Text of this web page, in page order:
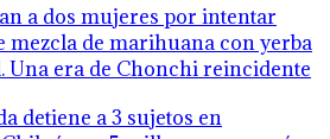
a dos mujeres por intentar
mezcla de marihuana con yerba
Una era de Chonchi reincidente
detiene a 3 sujetos en